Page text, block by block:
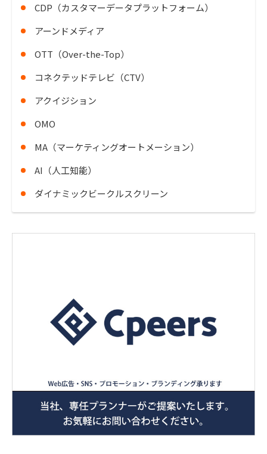
CDP（カスタマーデータプラットフォーム）
アーンドメディア
OTT（Over-the-Top）
コネクテッドテレビ（CTV）
アクイジション
OMO
MA（マーケティングオートメーション）
AI（人工知能）
ダイナミックビークルスクリーン